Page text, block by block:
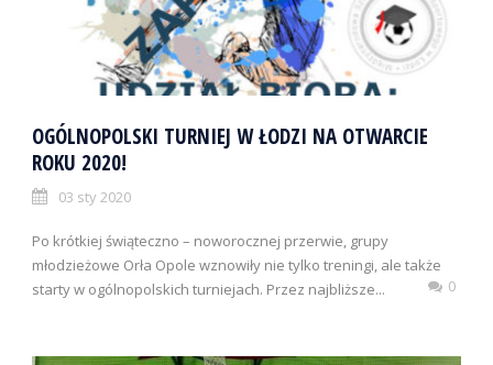
OGÓLNOPOLSKI TURNIEJ W ŁODZI NA OTWARCIE
ROKU 2020!
03 sty 2020
Po krótkiej świąteczno – noworocznej przerwie, grupy
młodzieżowe Orła Opole wznowiły nie tylko treningi, ale także
starty w ogólnopolskich turniejach. Przez najbliższe...
0